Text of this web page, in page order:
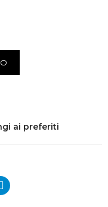
ai preferiti